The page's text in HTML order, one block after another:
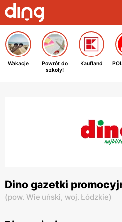
Wakacje
Powrót do
szkoły!
Kaufland
Dino gazetki
(pow. Wieluński, woj. Łódzkie)